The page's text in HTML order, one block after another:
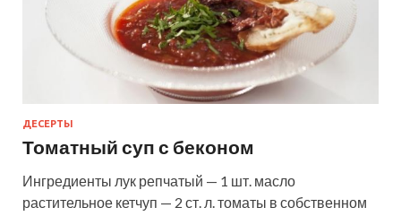
ДЕСЕРТЫ
Томатный суп с беконом
Ингредиенты лук репчатый — 1 шт. масло
растительное кетчуп — 2 ст. л. томаты в собственном